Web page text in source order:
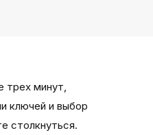
трех минут,
ключей и выбор
столкнуться.